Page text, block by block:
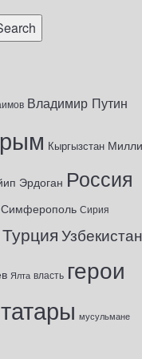
Владимир Путин
Кыргызстан Милли
Эрдоган Россия
Симферополь Сирия
ТурцияУзбекистан
Ялта власть герои
мусульмане